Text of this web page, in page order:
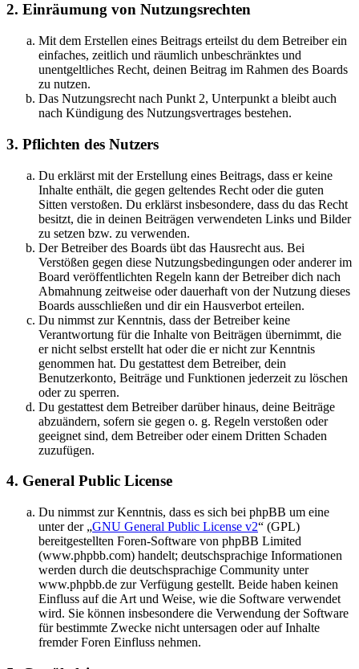
2. Einräumung von Nutzungsrechten
Mit dem Erstellen eines Beitrags erteilst du dem Betreiber ein
einfaches, zeitlich und räumlich unbeschränktes und
unentgeltliches Recht, deinen Beitrag im Rahmen des Boards
zu nutzen.
Das Nutzungsrecht nach Punkt 2, Unterpunkt a bleibt auch
nach Kündigung des Nutzungsvertrages bestehen.
3. Pflichten des Nutzers
Du erklärst mit der Erstellung eines Beitrags, dass er keine
Inhalte enthält, die gegen geltendes Recht oder die guten
Sitten verstoßen. Du erklärst insbesondere, dass du das Recht
besitzt, die in deinen Beiträgen verwendeten Links und Bilder
zu setzen bzw. zu verwenden.
Der Betreiber des Boards übt das Hausrecht aus. Bei
Verstößen gegen diese Nutzungsbedingungen oder anderer im
Board veröffentlichten Regeln kann der Betreiber dich nach
Abmahnung zeitweise oder dauerhaft von der Nutzung dieses
Boards ausschließen und dir ein Hausverbot erteilen.
Du nimmst zur Kenntnis, dass der Betreiber keine
Verantwortung für die Inhalte von Beiträgen übernimmt, die
er nicht selbst erstellt hat oder die er nicht zur Kenntnis
genommen hat. Du gestattest dem Betreiber, dein
Benutzerkonto, Beiträge und Funktionen jederzeit zu löschen
oder zu sperren.
Du gestattest dem Betreiber darüber hinaus, deine Beiträge
abzuändern, sofern sie gegen o. g. Regeln verstoßen oder
geeignet sind, dem Betreiber oder einem Dritten Schaden
zuzufügen.
4. General Public License
Du nimmst zur Kenntnis, dass es sich bei phpBB um eine
unter der „GNU General Public License v2“ (GPL)
bereitgestellten Foren-Software von phpBB Limited
(www.phpbb.com) handelt; deutschsprachige Informationen
werden durch die deutschsprachige Community unter
www.phpbb.de zur Verfügung gestellt. Beide haben keinen
Einfluss auf die Art und Weise, wie die Software verwendet
wird. Sie können insbesondere die Verwendung der Software
für bestimmte Zwecke nicht untersagen oder auf Inhalte
fremder Foren Einfluss nehmen.